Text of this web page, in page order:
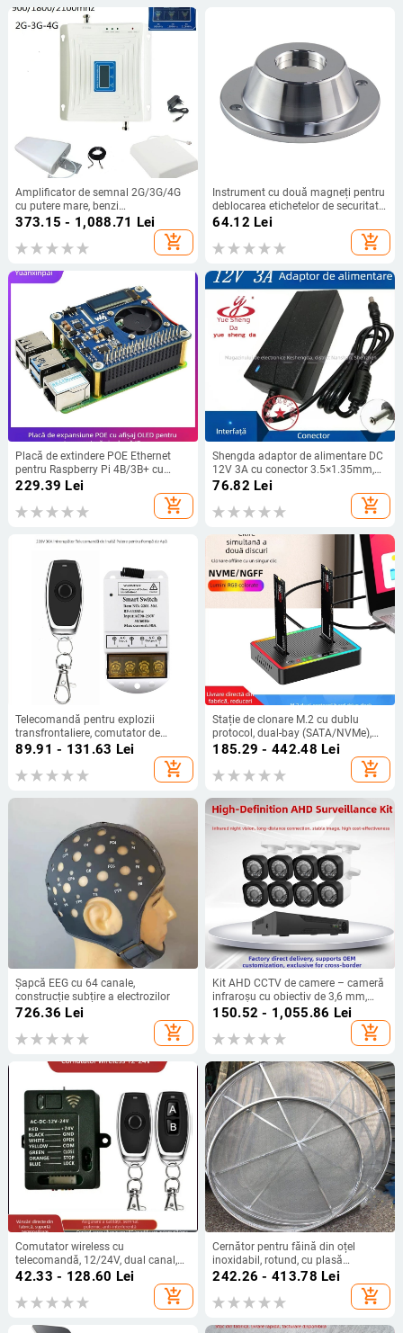
Amplificator de semnal 2G/3G/4G
cu putere mare, benzi
900/1800/2100 MHz, rețea FDD,
acoperire 1000, firewall încorporat
373.15 - 1,088.71 Lei
add_shopping_cart
Instrument cu două magneți pentru
deblocarea etichetelor de securitate
ale hainelor
64.12 Lei
add_shopping_cart
Placă de extindere POE Ethernet
pentru Raspberry Pi 4B/3B+ cu
afișaj OLED în timp real al
temperaturii și extensie IO pentru
adresă IP
229.39 Lei
add_shopping_cart
Shengda adaptor de alimentare DC
12V 3A cu conector 3.5×1.35mm,
intrare 100–240V, model
12V3A3.5X1.35mm, potrivit pentru
monitor, laptop, tabletă, ramă foto
76.82 Lei
add_shopping_cart
Telecomandă pentru explozii
transfrontaliere, comutator de
telecomandă wireless universal de
mare putere, 110V 220V, comutator
de la distanță pentru pompă de apă
89.91 - 131.63 Lei
add_shopping_cart
Stație de clonare M.2 cu dublu
protocol, dual-bay (SATA/NVMe),
copiere offline, suport 16TB
185.29 - 442.48 Lei
add_shopping_cart
Șapcă EEG cu 64 canale,
construcție subțire a electrozilor
726.36 Lei
add_shopping_cart
Kit AHD CCTV de camere – cameră
infraroșu cu obiectiv de 3,6 mm,
0,001 lux, distanță IR 10 m,
alimentare 12V DC, interior/exterior
150.52 - 1,055.86 Lei
add_shopping_cart
Comutator wireless cu
telecomandă, 12/24V, dual canal,
control înainte/înapoi, FCC
42.33 - 128.60 Lei
add_shopping_cart
Cernător pentru făină din oțel
inoxidabil, rotund, cu plasă
metalică
242.26 - 413.78 Lei
add_shopping_cart